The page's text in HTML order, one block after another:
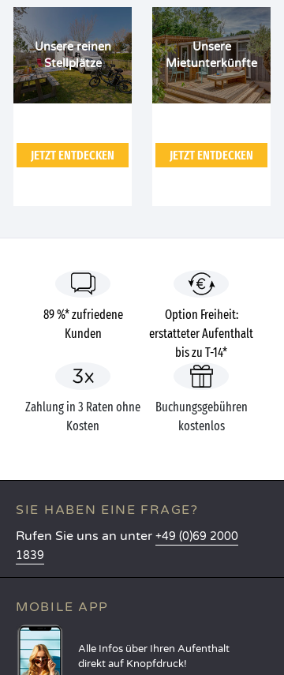
Unsere reinen
Stellplätze
JETZT ENTDECKEN
Unsere
Mietunterkünfte
JETZT ENTDECKEN
89 %* zufriedene
Kunden
Option Freiheit:
erstatteter Aufenthalt
bis zu T-14*
Zahlung in 3 Raten ohne
Kosten
Buchungsgebühren
kostenlos
SIE HABEN EINE FRAGE?
Rufen Sie uns an unter +49 (0)69 2000
1839
MOBILE APP
Alle Infos über Ihren Aufenthalt
direkt auf Knopfdruck!